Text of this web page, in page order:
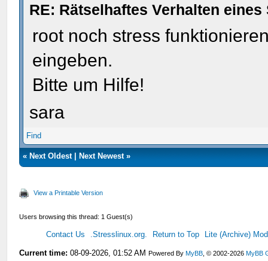
RE: Rätselhaftes Verhalten
root noch stress
eingeben.
Bitte um Hilfe!
sara
Find
«Next Oldest|Next Newest»
View a Printable Version
Users browsing this thread: 1 Guest(s)
Contact Us .Stresslinux.org. Return to Top Lite (Archive)
Current time: 08-09-2026, 01:52 AM Powered ByMyBB , © 2002-2026MyBB